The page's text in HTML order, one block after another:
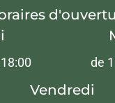
de
Vendredi